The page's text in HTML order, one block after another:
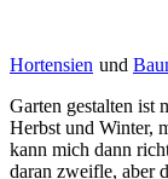
Hortensien und
Garten gestalten ist
Herbst und Winter,
kann mich dann
daran zweifle, aber